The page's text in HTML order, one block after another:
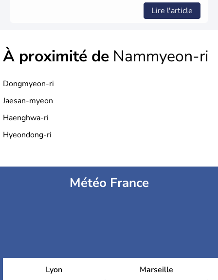
Lire l'article
À proximité de Nammyeon-ri
Dongmyeon-ri
Jaesan-myeon
Haenghwa-ri
Hyeondong-ri
Météo France
Lyon Marseille